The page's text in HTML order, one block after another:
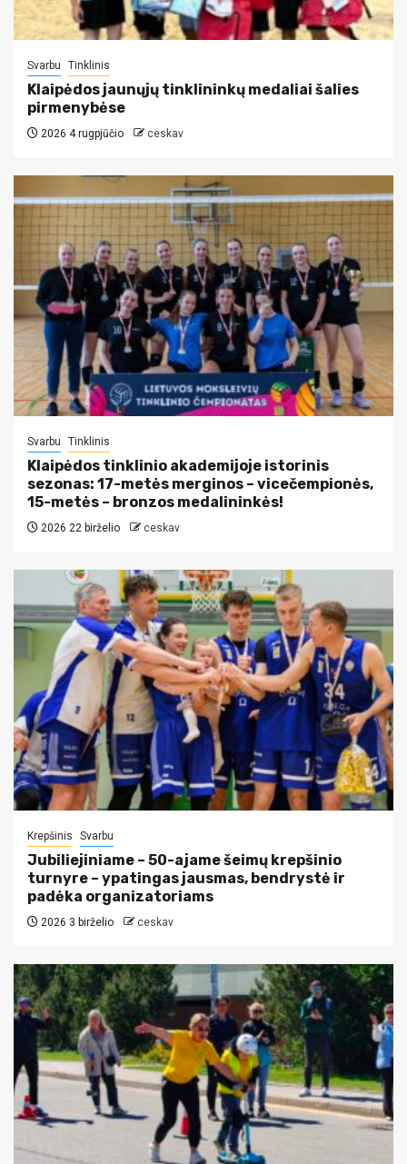
Svarbu Tinklinis
Klaipėdos jaunųjų tinklininkų medaliai šalies
pirmenybėse
2026 4 rugpjūčio ceskav
Svarbu Tinklinis
Klaipėdos tinklinio akademijoje istorinis
sezonas: 17-metės merginos – vicečempionės,
15-metės – bronzos medalininkės!
2026 22 birželio ceskav
Krepšinis Svarbu
Jubiliejiniame – 50-ajame šeimų krepšinio
turnyre – ypatingas jausmas, bendrystė ir
padėka organizatoriams
2026 3 birželio ceskav